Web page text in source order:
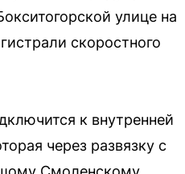
улице на
скоростного
к внутренней
через развязку с